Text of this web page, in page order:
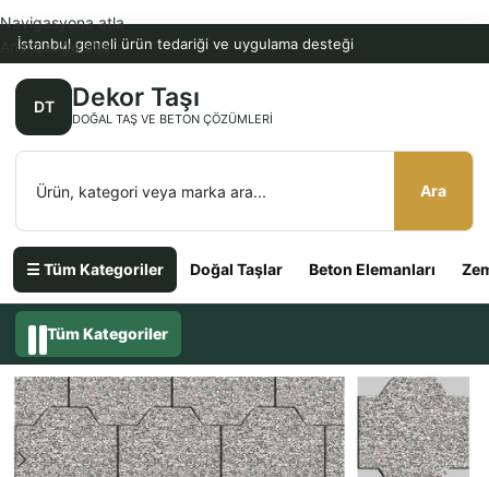
İstanbul geneli ürün tedariği ve uygulama desteği
DT Dekor Taşı
DOĞAL TAŞ VE BETON ÇÖZÜMLERI
Ara
☰ Tüm Kategoriler Doğal Taşlar Beton Elemanları
Navigasyona atla
Ana içeriğe atla
Tüm Kategoriler